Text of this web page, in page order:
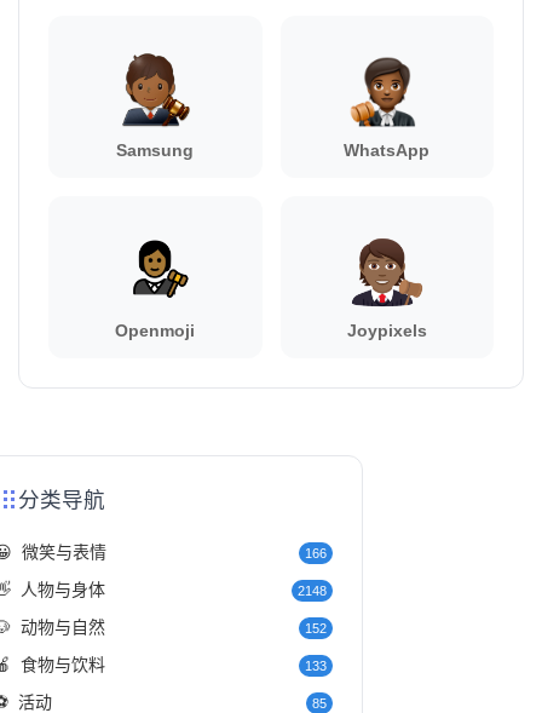
Samsung WhatsApp
Openmoji Joypixels
分类导航
微笑与表情 166
人物与身体 2148
动物与自然 152
食物与饮料 133
活动 85